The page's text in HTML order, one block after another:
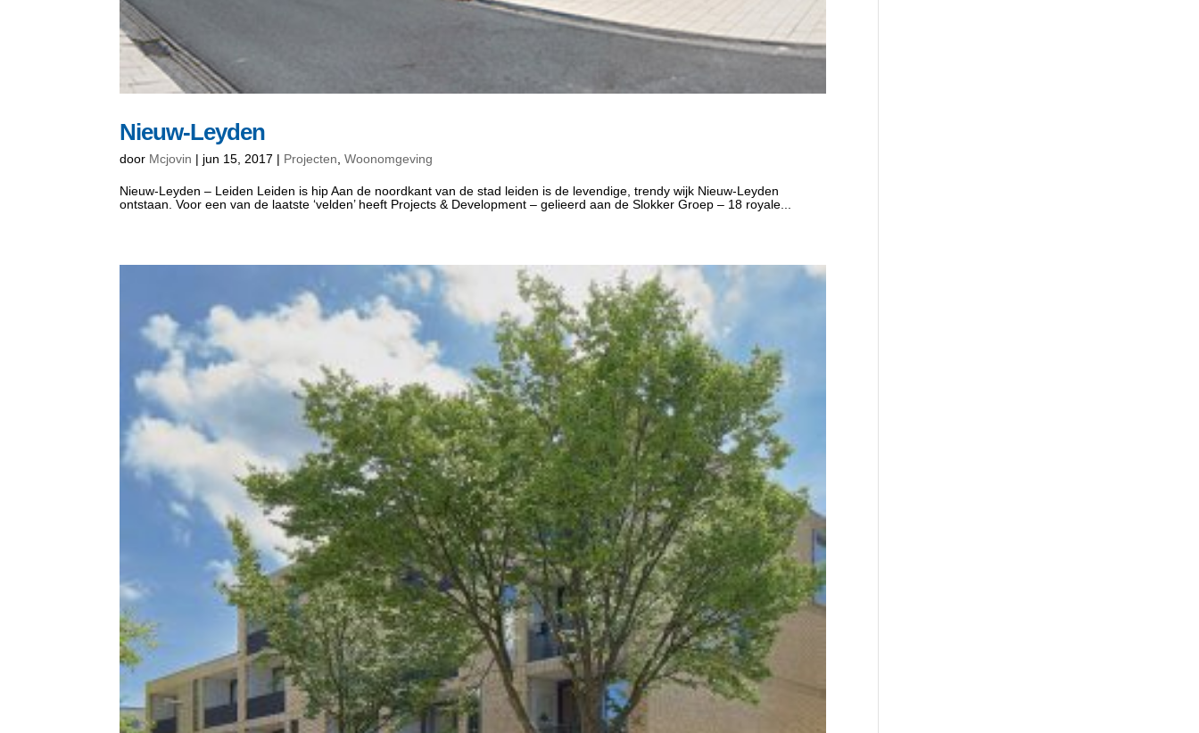
Nieuw-Leyden
door Mcjovin | jun 15, 2017 | Projecten,Woonomgeving
Nieuw-Leyden – Leiden Leiden is hip Aan de noordkant van de stad leiden is de levendige, trendy wijk Nieuw-Leyden
ontstaan. Voor een van de laatste ‘velden’ heeft Projects & Development – gelieerd aan de Slokker Groep – 18 royale...